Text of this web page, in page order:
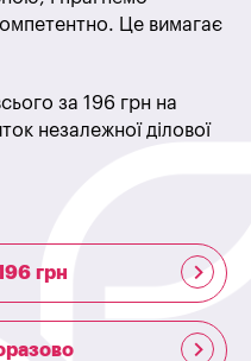
Це вимагає
за 196 грн на
незалежної ділової
грн